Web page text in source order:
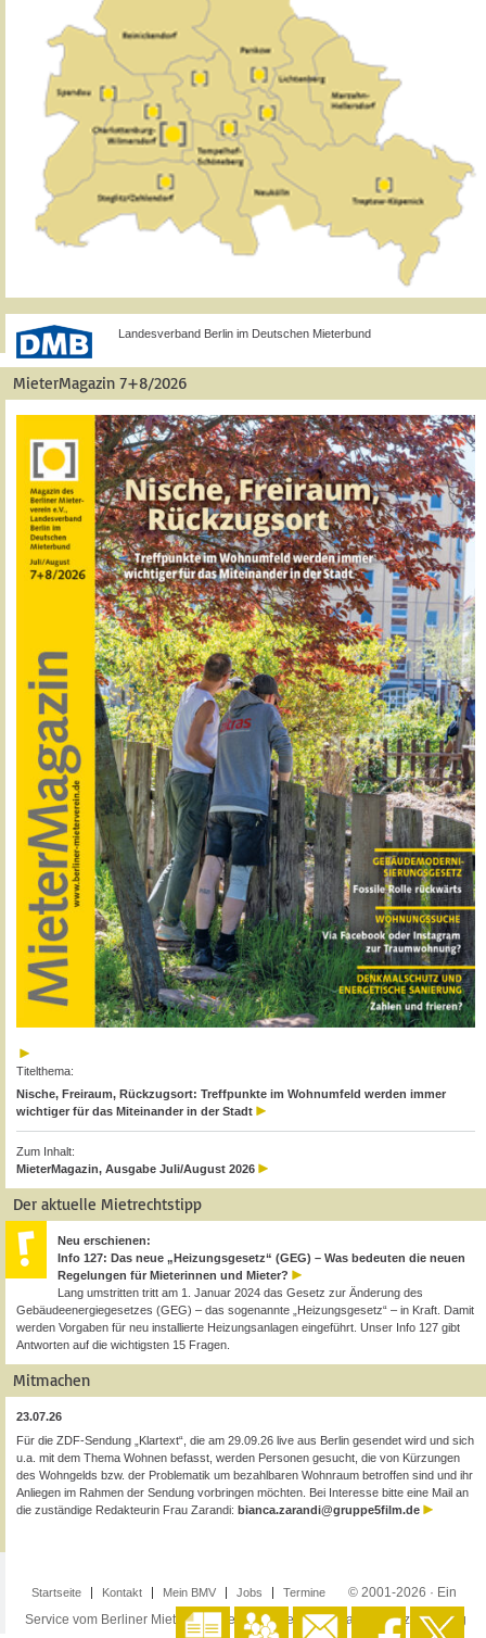
Landesverband Berlin im Deutschen Mieterbund
MieterMagazin 7+8/2026
Titelthema:
Nische, Freiraum, Rückzugsort: Treffpunkte im Wohnumfeld werden immer
wichtiger für das Miteinander in der Stadt
Zum Inhalt:
MieterMagazin, Ausgabe Juli/August 2026
Der aktuelle Mietrechtstipp
Neu erschienen:
Info 127: Das neue „Heizungsgesetz“ (GEG) – Was bedeuten die neuen
Regelungen für Mieterinnen und Mieter?
Lang umstritten tritt am 1. Januar 2024 das Gesetz zur Änderung des
Gebäudeenergiegesetzes (GEG) – das sogenannte „Heizungsgesetz“ – in Kraft. Damit
werden Vorgaben für neu installierte Heizungsanlagen eingeführt. Unser Info 127 gibt
Antworten auf die wichtigsten 15 Fragen.
Mitmachen
23.07.26
Für die ZDF-Sendung „Klartext“, die am 29.09.26 live aus Berlin gesendet wird und sich
u.a. mit dem Thema Wohnen befasst, werden Personen gesucht, die von Kürzungen
des Wohngelds bzw. der Problematik um bezahlbaren Wohnraum betroffen sind und ihr
Anliegen im Rahmen der Sendung vorbringen möchten. Bei Interesse bitte eine Mail an
die zuständige Redakteurin Frau Zarandi: bianca.zarandi@gruppe5film.de
Startseite Kontakt Mein BMV Jobs Termine
© 2001-2026 · Ein
Service vom Berliner Mieterverein e.V. ·Impressum·Datenschutzerklärung